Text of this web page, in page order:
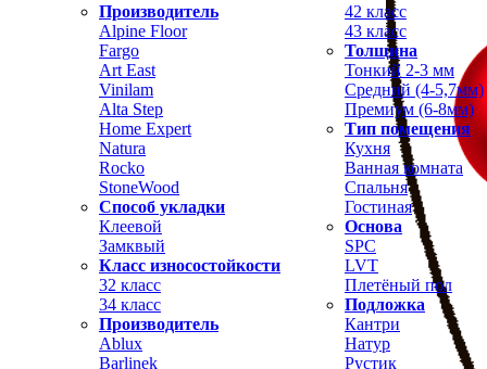
Производитель
Alpine Floor
Fargo
Art East
Vinilam
Alta Step
Home Expert
Natura
Rocko
StoneWood
Способ укладки
Клеевой
Замквый
Класс износостойкости
32 класс
34 класс
42 класс
43 класс
Толщина
Тонкий 2-3 мм
Средний (4-5,7мм)
Премиум (6-8мм)
Тип помещения
Кухня
Ванная комната
Спальня
Гостиная
Основа
SPC
LVT
Плетёный пол
Подложка
Производитель
Ablux
Barlinek
Кантри
Натур
Рустик